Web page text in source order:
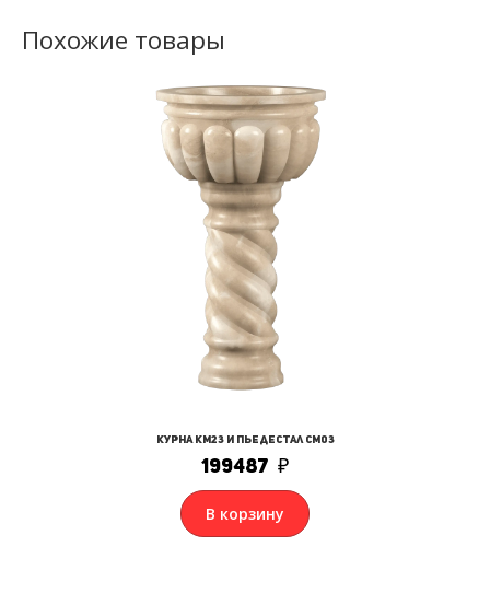
Похожие товары
Курна КМ23 и Пьедестал СМ03
199487 ₽
В корзину